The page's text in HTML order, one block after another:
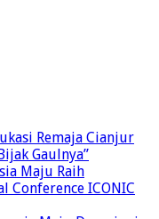
Remaja Cianjur
Gaulnya”
Maju Raih
Conference ICONIC